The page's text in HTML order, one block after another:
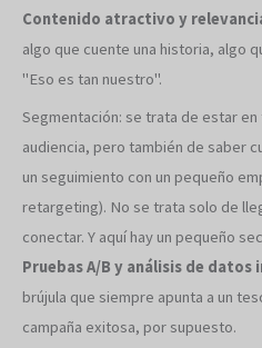
Contenido atractivo y
algo que cuente una historia, algo
"Eso es tan nuestro".
Segmentación: se trata de estar
audiencia, pero también de saber
un seguimiento con un pequeño
retargeting). No se trata solo de
conectar. Y aquí hay un pequeño
Pruebas A/B y análisis de datos
brújula que siempre apunta a un
campaña exitosa, por supuesto.